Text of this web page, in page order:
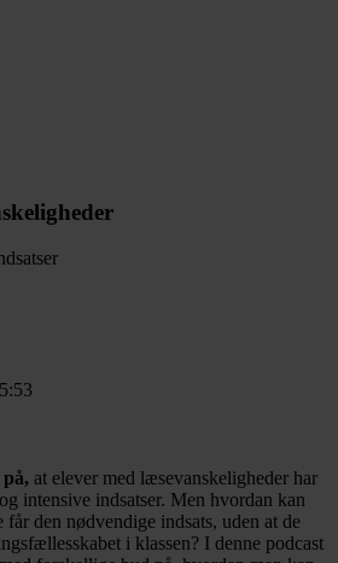
at elever med læsevanskeligheder har
intensive indsatser. Men hvordan kan
får den nødvendige indsats, uden at de
i klassen? I denne podcast